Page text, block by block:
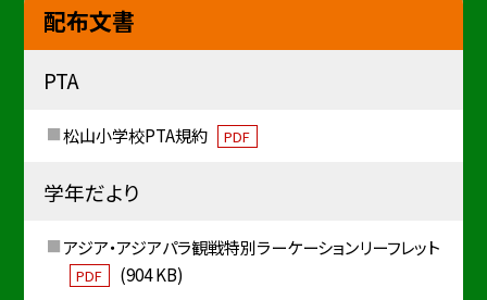
配布文書
PTA
松山小学校PTA規約 PDF
学年だより
アジア・アジアパラ観戦特別ラーケーションリーフレット
PDF
(904 KB)